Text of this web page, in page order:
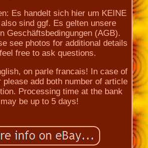
Es handelt sich hier um KEINE
sind ggf. Es gelten unsere
Geschäftsbedingungen (AGB).
see photos for additional details
free to ask questions.
on parle francais! In case of
please add both number of article
Processing time at the bank
may be up to 5 days!